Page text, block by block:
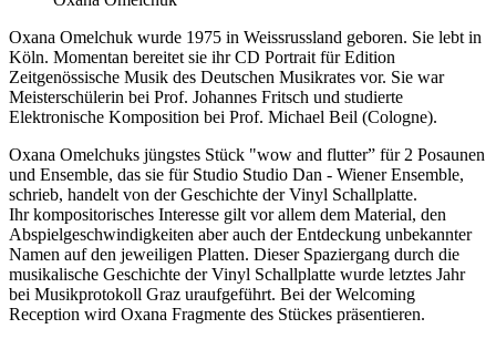
Oxana Omelchuk wurde 1975 in Weissrussland geboren. Sie lebt in
Köln. Momentan bereitet sie ihr CD Portrait für Edition
Zeitgenössische Musik des Deutschen Musikrates vor. Sie war
Meisterschülerin bei Prof. Johannes Fritsch und studierte
Elektronische Komposition bei Prof. Michael Beil (Cologne).
Oxana Omelchuks jüngstes Stück "wow and flutter” für 2 Posaunen
und Ensemble, das sie für Studio Studio Dan - Wiener Ensemble,
schrieb, handelt von der Geschichte der Vinyl Schallplatte.
Ihr kompositorisches Interesse gilt vor allem dem Material, den
Abspielgeschwindigkeiten aber auch der Entdeckung unbekannter
Namen auf den jeweiligen Platten. Dieser Spaziergang durch die
musikalische Geschichte der Vinyl Schallplatte wurde letztes Jahr
bei Musikprotokoll Graz uraufgeführt. Bei der Welcoming
Reception wird Oxana Fragmente des Stückes präsentieren.